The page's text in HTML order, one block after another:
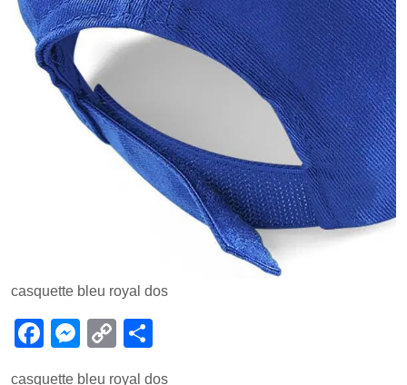
casquette bleu royal dos
F
M
C
casquette bleu royal dos